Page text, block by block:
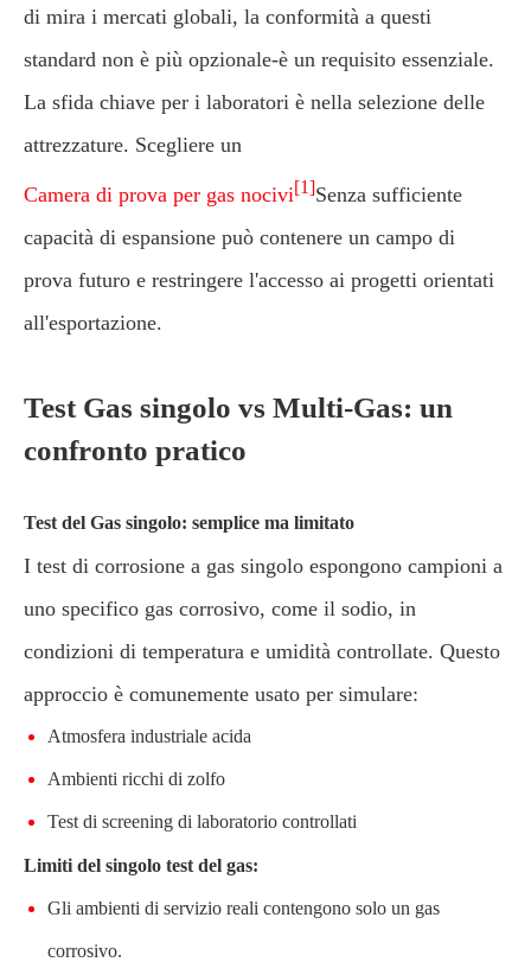
di mira i mercati globali, la conformità a questi
standard non è più opzionale-è un requisito essenziale.
La sfida chiave per i laboratori è nella selezione delle
attrezzature. Scegliere un
Camera di prova per gas nocivi[1]Senza sufficiente
capacità di espansione può contenere un campo di
prova futuro e restringere l'accesso ai progetti orientati
all'esportazione.
Test Gas singolo vs Multi-Gas: un
confronto pratico
Test del Gas singolo: semplice ma limitato
I test di corrosione a gas singolo espongono campioni a
uno specifico gas corrosivo, come il sodio, in
condizioni di temperatura e umidità controllate. Questo
approccio è comunemente usato per simulare:
Atmosfera industriale acida
Ambienti ricchi di zolfo
Test di screening di laboratorio controllati
Limiti del singolo test del gas:
Gli ambienti di servizio reali contengono solo un gas
corrosivo.